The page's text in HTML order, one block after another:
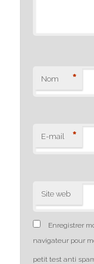
Nom *
E-mail *
Site web
Enregistrer
navigateur pour
petit test anti